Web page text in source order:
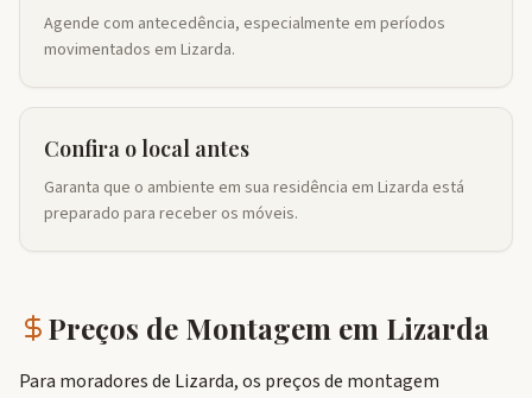
Agende com antecedência, especialmente em períodos
movimentados em Lizarda.
Confira o local antes
Garanta que o ambiente em sua residência em Lizarda está
preparado para receber os móveis.
Preços de Montagem em Lizarda
Para moradores de Lizarda, os preços de montagem